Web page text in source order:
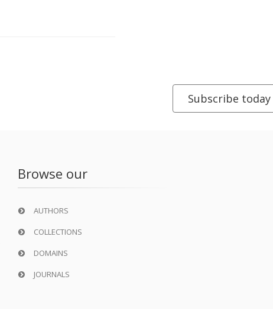
Subscribe today
Browse our
AUTHORS
COLLECTIONS
DOMAINS
JOURNALS